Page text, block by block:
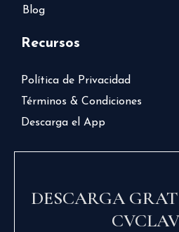
Blog
Recursos
Política de Privacidad
Términos & Condiciones
Descarga el App
DESCARGA